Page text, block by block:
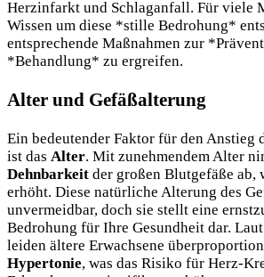
Herzinfarkt und Schlaganfall. Für viele
Wissen um diese *stille Bedrohung*
entsprechende Maßnahmen zur
*Behandlung* zu ergreifen.
Alter und Gefäßalterung
Ein bedeutender Faktor für den Anstieg
ist das Alter. Mit zunehmendem Alter
Dehnbarkeit der großen Blutgefäße ab,
erhöht. Diese natürliche Alterung des
unvermeidbar, doch sie stellt eine
Bedrohung für Ihre Gesundheit dar.
leiden ältere Erwachsene
Hypertonie, was das Risiko für Herz-